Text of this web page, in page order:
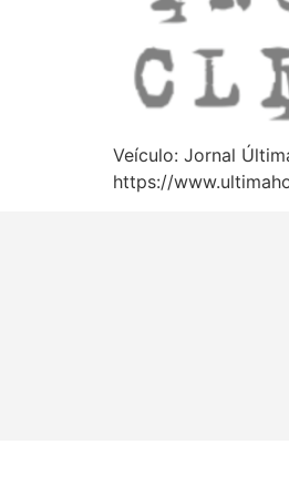
Veículo: Jornal
https://